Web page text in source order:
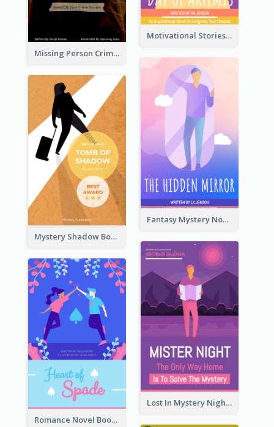
Motivational Stories Of Artemis Book Cover
Missing Person Crime Novel Book Cover
Fantasy Mystery Novel Book Cover
Mystery Shadow Book Cover
Lost In Mystery Night Book Cover
Romance Novel Book Cover